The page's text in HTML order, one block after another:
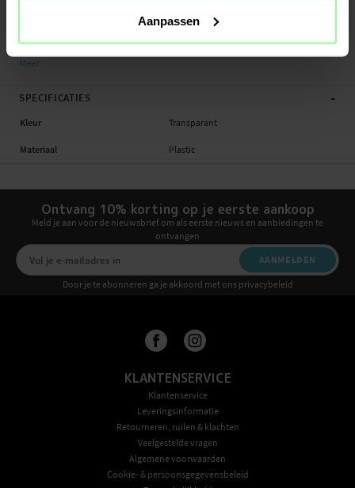
Aanpassen
- Beschermt de telefoon doeltreffend tegen beschadigingen en krassen
- Perfect passend - volledige functionaliteit met het hoesje om je telefoon&n...
Meer
SPECIFICATIES -
Kleur Transparant
Materiaal Plastic
Ontvang 10% korting op je eerste aankoop
Meld je aan voor de nieuwsbrief om als eerste nieuws en aanbiedingen te
ontvangen
AANMELDEN
Door je te abonneren ga je akkoord met ons privacybeleid
KLANTENSERVICE
Klantenservice
Leveringsinformatie
Retourneren, ruilen & klachten
Veelgestelde vragen
Algemene voorwaarden
Cookie- & persoonsgegevensbeleid